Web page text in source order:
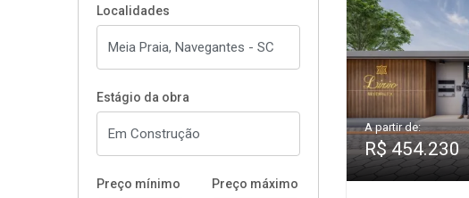
Localidades
Estágio da obra
Preço mínimo Preço máximo
A partir de:
R$ 454.230